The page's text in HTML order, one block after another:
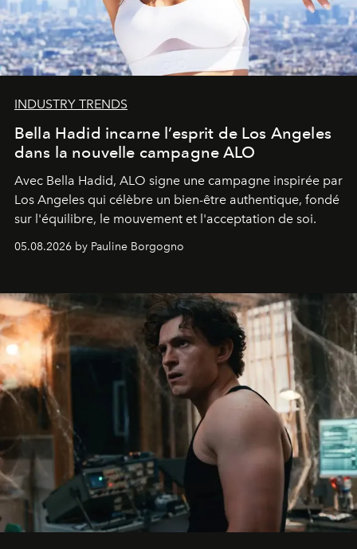
INDUSTRY TRENDS
Bella Hadid incarne l’esprit de Los Angeles
dans la nouvelle campagne ALO
Avec Bella Hadid, ALO signe une campagne inspirée par
Los Angeles qui célèbre un bien-être authentique, fondé
sur l'équilibre, le mouvement et l'acceptation de soi.
05.08.2026 by Pauline Borgogno